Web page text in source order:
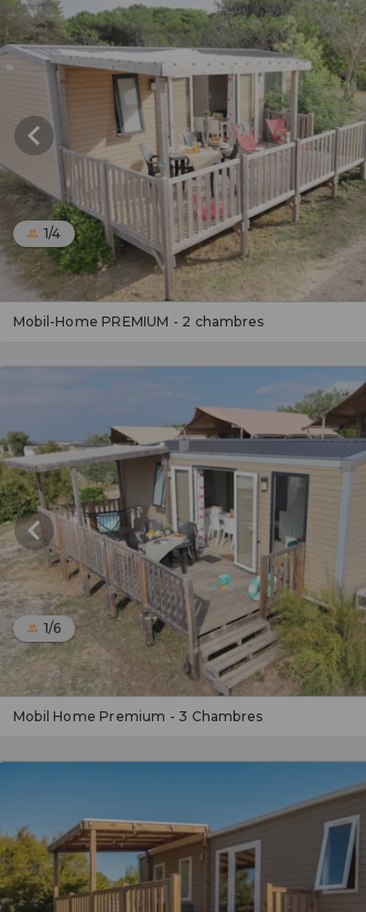
1/4
Mobil-Home PREMIUM - 2 chambres
1/6
Mobil Home Premium - 3 Chambres